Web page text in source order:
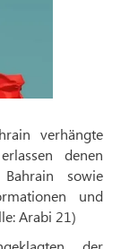
verhängte
denen
sowie
und
Arabi 21)